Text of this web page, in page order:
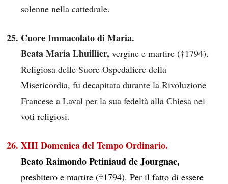
solenne nella cattedrale.
Cuore Immacolato di Maria.
Beata Maria Lhuillier, vergine e martire (†1794).
Religiosa delle Suore Ospedaliere della
Misericordia, fu decapitata durante la Rivoluzione
Francese a Laval per la sua fedeltà alla Chiesa nei
voti religiosi.
XIII Domenica del Tempo Ordinario.
Beato Raimondo Petiniaud de Jourgnac,
presbitero e martire (†1794). Per il fatto di essere